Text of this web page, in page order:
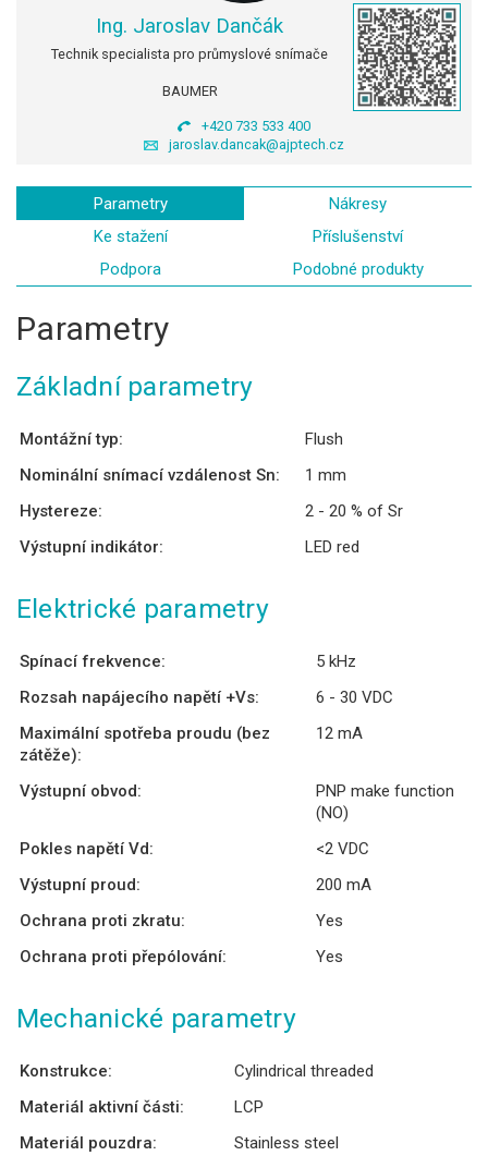
Ing. Jaroslav Dančák
Technik specialista pro průmyslové snímače
BAUMER
+420 733 533 400
jaroslav.dancak@ajptech.cz
Parametry
Nákresy
Ke stažení
Příslušenství
Podpora
Podobné produkty
Parametry
Základní parametry
Montážní typ:
Flush
Nominální snímací vzdálenost Sn:
1 mm
Hystereze:
2 - 20 % of Sr
Výstupní indikátor:
LED red
Elektrické parametry
Spínací frekvence:
5 kHz
Rozsah napájecího napětí +Vs:
6 - 30 VDC
Maximální spotřeba proudu (bez
zátěže):
12 mA
Výstupní obvod:
PNP make function
(NO)
Pokles napětí Vd:
<2 VDC
Výstupní proud:
200 mA
Ochrana proti zkratu:
Yes
Ochrana proti přepólování:
Yes
Mechanické parametry
Konstrukce:
Cylindrical threaded
Materiál aktivní části:
LCP
Materiál pouzdra:
Stainless steel